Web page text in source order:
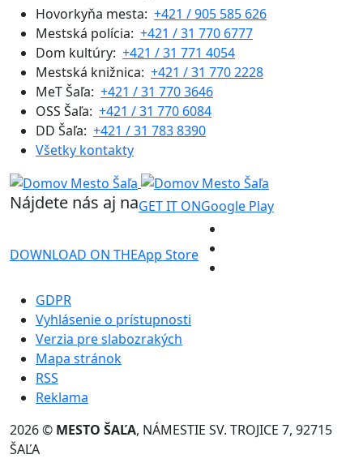
Hovorkyňa mesta: +421 / 905 585 626
Mestská polícia: +421 / 31 770 6777
Dom kultúry: +421 / 31 771 4054
Mestská knižnica: +421 / 31 770 2228
MeT Šaľa: +421 / 31 770 3646
OSS Šaľa: +421 / 31 770 6084
DD Šaľa: +421 / 31 783 8390
Všetky kontakty
Nájdete nás aj naGET IT ONGoogle Play
DOWNLOAD ON THEApp Store
GDPR
Vyhlásenie o prístupnosti
Verzia pre slabozrakých
Mapa stránok
RSS
Reklama
2026 © MESTO ŠAĽA, NÁMESTIE SV. TROJICE 7, 92715
ŠAĽA